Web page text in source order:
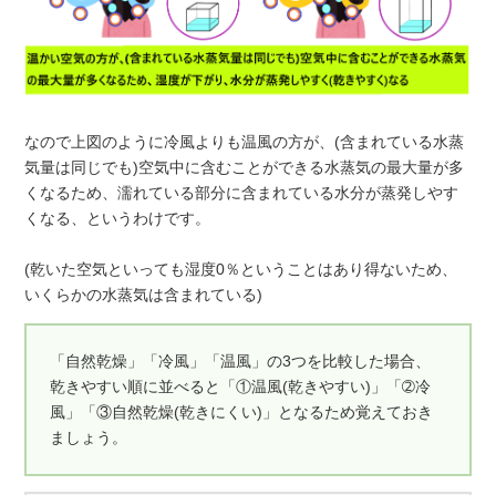
なので上図のように冷風よりも温風の方が、(含まれている水蒸
気量は同じでも)空気中に含むことができる水蒸気の最大量が多
くなるため、濡れている部分に含まれている水分が蒸発しやす
くなる、というわけです。
(乾いた空気といっても湿度0％ということはあり得ないため、
いくらかの水蒸気は含まれている)
「自然乾燥」「冷風」「温風」の3つを比較した場合、
乾きやすい順に並べると「①温風(乾きやすい)」「➁冷
風」「③自然乾燥(乾きにくい)」となるため覚えておき
ましょう。